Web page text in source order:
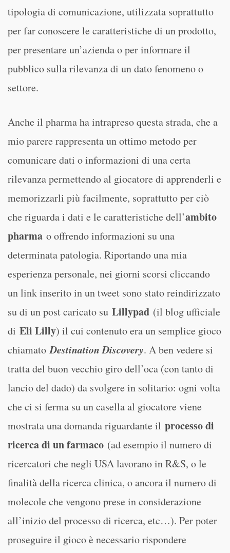
tipologia di comunicazione, utilizzata soprattutto
per far conoscere le caratteristiche di un prodotto,
per presentare un’azienda o per informare il
pubblico sulla rilevanza di un dato fenomeno o
settore.
Anche il pharma ha intrapreso questa strada, che a
mio parere rappresenta un ottimo metodo per
comunicare dati o informazioni di una certa
rilevanza permettendo al giocatore di apprenderli e
memorizzarli più facilmente, soprattutto per ciò
che riguarda i dati e le caratteristiche dell’ambito
pharma o offrendo informazioni su una
determinata patologia. Riportando una mia
esperienza personale, nei giorni scorsi cliccando
un link inserito in un tweet sono stato reindirizzato
su di un post caricato su Lillypad (il blog ufficiale
di Eli Lilly) il cui contenuto era un semplice gioco
chiamatoDestination Discovery. A ben vedere si
tratta del buon vecchio giro dell’oca (con tanto di
lancio del dado) da svolgere in solitario: ogni volta
che ci si ferma su un casella al giocatore viene
mostrata una domanda riguardante il processo di
ricerca di un farmaco (ad esempio il numero di
ricercatori che negli USA lavorano in R&S, o le
finalità della ricerca clinica, o ancora il numero di
molecole che vengono prese in considerazione
all’inizio del processo di ricerca, etc…). Per poter
proseguire il gioco è necessario rispondere